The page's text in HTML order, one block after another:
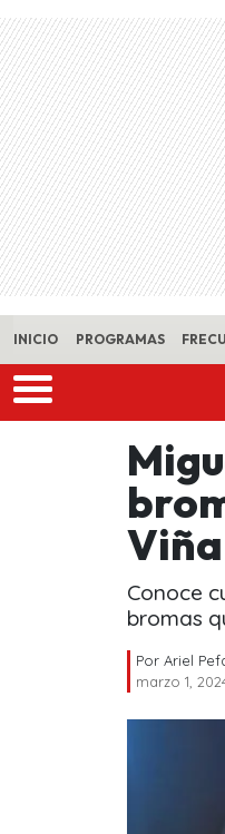
Skip to main content
INICIO PROGRAMAS
Conoce
bromas
Por Ariel
marzo 1,